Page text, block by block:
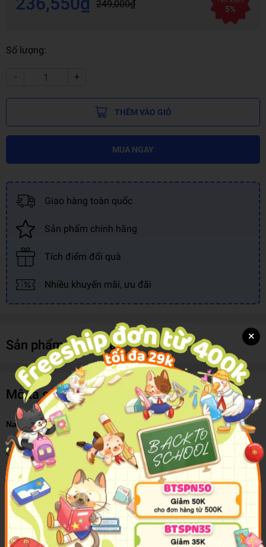
249,000₫ 5%
Số lượng:
- +
THÊM VÀO GIỎ
MUA NGAY
Giao hàng toàn quốc
Sản phẩm chính hãng
Tích điểm đổi quà
Nhiều khuyến mãi, ưu đãi
Sản phẩm cùng loại
Mô tả sản phẩm
Nat Enough #3: Absolutely Nat
Companion to the New York Times bestseller Nat Enough
You can stay stuck or go forward, but you can't go back.
Natalie has just arrived at summer camp and soon realizes it isn't
anything like the brochure. Instead of spending the summer with
her best friends, Zoe and Flo, Natalie is stuck with her ex-BFF, Lily,
×